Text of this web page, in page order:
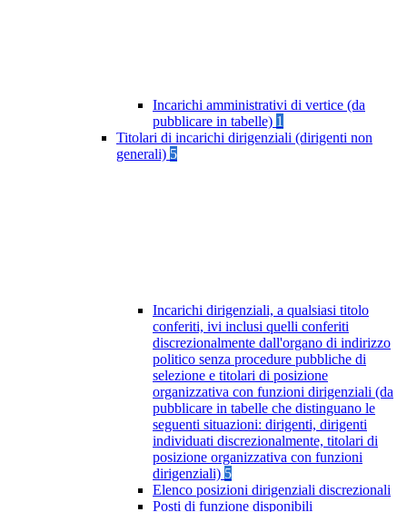
Incarichi amministrativi di vertice (da
pubblicare in tabelle) 1
Titolari di incarichi dirigenziali (dirigenti non
generali) 5
Incarichi dirigenziali, a qualsiasi titolo
conferiti, ivi inclusi quelli conferiti
discrezionalmente dall'organo di indirizzo
politico senza procedure pubbliche di
selezione e titolari di posizione
organizzativa con funzioni dirigenziali (da
pubblicare in tabelle che distinguano le
seguenti situazioni: dirigenti, dirigenti
individuati discrezionalmente, titolari di
posizione organizzativa con funzioni
dirigenziali) 5
Elenco posizioni dirigenziali discrezionali
Posti di funzione disponibili